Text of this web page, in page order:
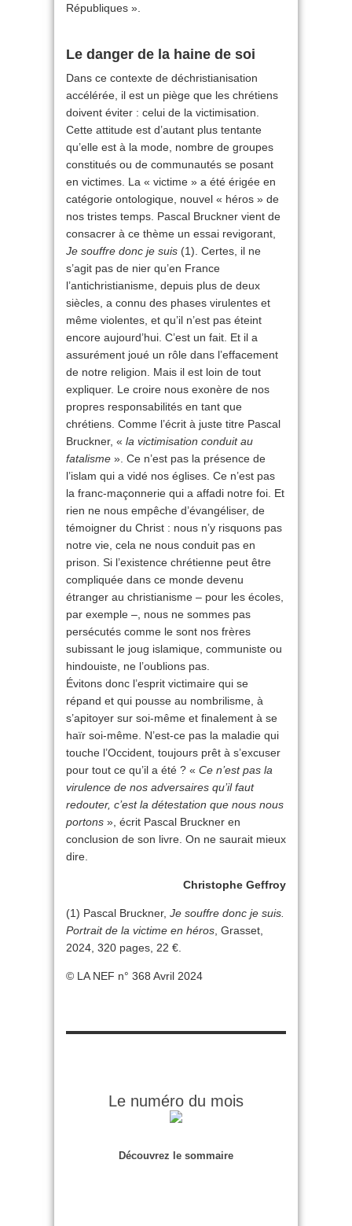
Républiques ».
Le danger de la haine de soi
Dans ce contexte de déchristianisation
accélérée, il est un piège que les chrétiens
doivent éviter : celui de la victimisation.
Cette attitude est d’autant plus tentante
qu’elle est à la mode, nombre de groupes
constitués ou de communautés se posant
en victimes. La « victime » a été érigée en
catégorie ontologique, nouvel « héros » de
nos tristes temps. Pascal Bruckner vient de
consacrer à ce thème un essai revigorant,
Je souffre donc je suis (1). Certes, il ne
s’agit pas de nier qu’en France
l’antichristianisme, depuis plus de deux
siècles, a connu des phases virulentes et
même violentes, et qu’il n’est pas éteint
encore aujourd’hui. C’est un fait. Et il a
assurément joué un rôle dans l’effacement
de notre religion. Mais il est loin de tout
expliquer. Le croire nous exonère de nos
propres responsabilités en tant que
chrétiens. Comme l’écrit à juste titre Pascal
Bruckner, « la victimisation conduit au
fatalisme ». Ce n’est pas la présence de
l’islam qui a vidé nos églises. Ce n’est pas
la franc-maçonnerie qui a affadi notre foi. Et
rien ne nous empêche d’évangéliser, de
témoigner du Christ : nous n’y risquons pas
notre vie, cela ne nous conduit pas en
prison. Si l’existence chrétienne peut être
compliquée dans ce monde devenu
étranger au christianisme – pour les écoles,
par exemple –, nous ne sommes pas
persécutés comme le sont nos frères
subissant le joug islamique, communiste ou
hindouiste, ne l’oublions pas.
Évitons donc l’esprit victimaire qui se
répand et qui pousse au nombrilisme, à
s’apitoyer sur soi-même et finalement à se
haïr soi-même. N’est-ce pas la maladie qui
touche l’Occident, toujours prêt à s’excuser
pour tout ce qu’il a été ? « Ce n’est pas la
virulence de nos adversaires qu’il faut
redouter, c’est la détestation que nous nous
portons », écrit Pascal Bruckner en
conclusion de son livre. On ne saurait mieux
dire.
Christophe Geffroy
(1) Pascal Bruckner, Je souffre donc je suis.
Portrait de la victime en héros , Grasset,
2024, 320 pages, 22 €.
© LA NEF n° 368 Avril 2024
Le numéro du mois
Découvrez le sommaire